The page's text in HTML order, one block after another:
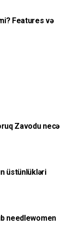
Features və
Zavodu necə
üstünlükləri
needlewomen